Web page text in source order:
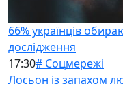
66% українців
дослідження
17:30# Соцмережі
Лосьон із запахом